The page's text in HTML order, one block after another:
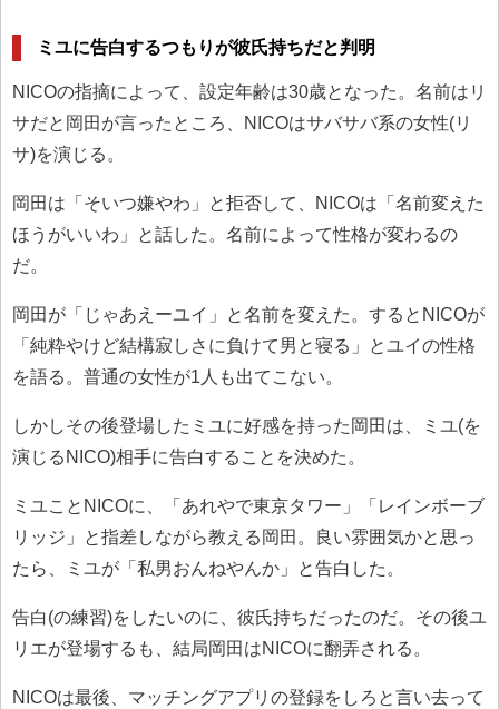
ミユに告白するつもりが彼氏持ちだと判明
NICOの指摘によって、設定年齢は30歳となった。名前はリ
サだと岡田が言ったところ、NICOはサバサバ系の女性(リ
サ)を演じる。
岡田は「そいつ嫌やわ」と拒否して、NICOは「名前変えた
ほうがいいわ」と話した。名前によって性格が変わるの
だ。
岡田が「じゃあえーユイ」と名前を変えた。するとNICOが
「純粋やけど結構寂しさに負けて男と寝る」とユイの性格
を語る。普通の女性が1人も出てこない。
しかしその後登場したミユに好感を持った岡田は、ミユ(を
演じるNICO)相手に告白することを決めた。
ミユことNICOに、「あれやで東京タワー」「レインボーブ
リッジ」と指差しながら教える岡田。良い雰囲気かと思っ
たら、ミユが「私男おんねやんか」と告白した。
告白(の練習)をしたいのに、彼氏持ちだったのだ。その後ユ
リエが登場するも、結局岡田はNICOに翻弄される。
NICOは最後、マッチングアプリの登録をしろと言い去って